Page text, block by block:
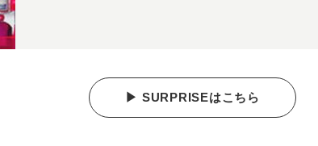
▶ SURPRISEはこちら